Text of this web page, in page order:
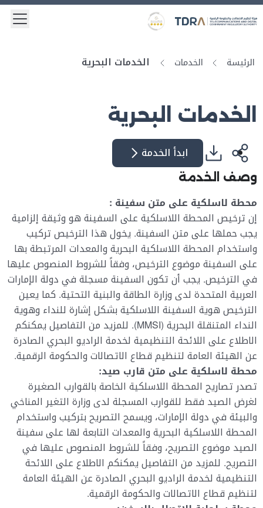
Logo
Gold star Logo
الرئيسة الخدمات الخدمات البحرية
الخدمات البحرية
ابدأ الخدمة
وصف الخدمة
محطة لاسلكية على متن سفينة :
إن ترخيص المحطة اللاسلكية على السفينة هو وثيقة إلزامية
يجب حملها على متن السفينة. يخول هذا الترخيص تركيب
واستخدام المحطة اللاسلكية البحرية والمعدات المرتبطة بها
على السفينة موضوع الترخيص، وفقاً للشروط المنصوص عليها
في الترخيص. يجب أن تكون السفينة مسجلة في دولة الإمارات
العربية المتحدة لدى وزارة الطاقة والبنية التحتية. كما يعين
الترخيص هوية السفينة اللاسلكية بشكل إشارة للنداء وهوية
النداء المتنقلة البحرية (MMSI). للمزيد من التفاصيل يمكنكم
الاطلاع على اللائحة التنظيمية لخدمة الراديو البحري الصادرة
عن الهيئة العامة لتنظيم قطاع الاتصالات والحكومة الرقمية.
محطة لاسلكية على متن قارب صيد:
تصدر تصاريح المحطة اللاسلكية الخاصة بالقوارب الصغيرة
لغرض الصيد فقط للقوارب المسجلة لدى وزارة التغير المناخي
والبيئة في دولة الإمارات، ويسمح التصريح بتركيب واستخدام
المحطة اللاسلكية البحرية والمعدات التابعة لها على سفينة
الصيد موضوع التصريح، وفقاً للشروط المنصوص عليها في
التصريح. للمزيد من التفاصيل يمكنكم الاطلاع على اللائحة
التنظيمية لخدمة الراديو البحري الصادرة عن الهيئة العامة
لتنظيم قطاع الاتصالات والحكومة الرقمية.